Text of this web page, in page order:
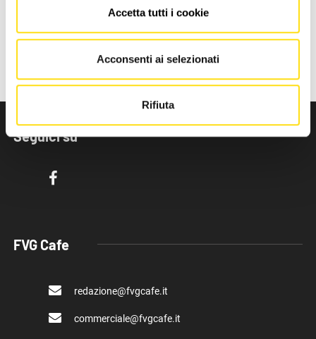
Accetta tutti i cookie
Acconsenti ai selezionati
Rifiuta
Seguici su
FVG Cafe
redazione@fvgcafe.it
commerciale@fvgcafe.it